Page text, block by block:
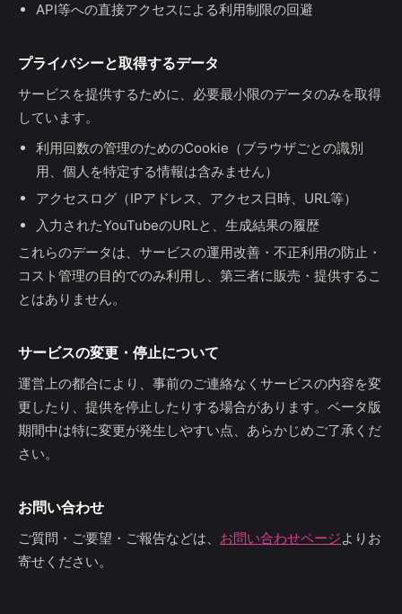
API等への直接アクセスによる利用制限の回避
プライバシーと取得するデータ
サービスを提供するために、必要最小限のデータのみを取得
しています。
利用回数の管理のためのCookie（ブラウザごとの識別
用、個人を特定する情報は含みません）
アクセスログ（IPアドレス、アクセス日時、URL等）
入力されたYouTubeのURLと、生成結果の履歴
これらのデータは、サービスの運用改善・不正利用の防止・
コスト管理の目的でのみ利用し、第三者に販売・提供するこ
とはありません。
サービスの変更・停止について
運営上の都合により、事前のご連絡なくサービスの内容を変
更したり、提供を停止したりする場合があります。ベータ版
期間中は特に変更が発生しやすい点、あらかじめご了承くだ
さい。
お問い合わせ
ご質問・ご要望・ご報告などは、 お問い合わせページよりお
寄せください。